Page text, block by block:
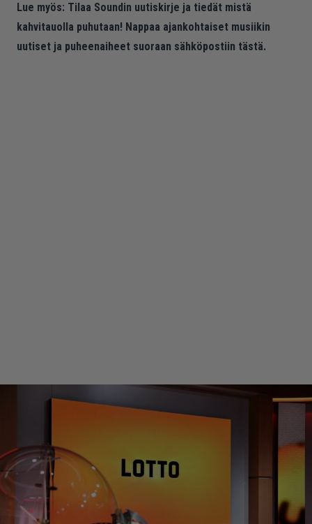
Lue myös: Tilaa Soundin uutiskirje ja tiedät mistä
kahvitauolla puhutaan! Nappaa ajankohtaiset musiikin
uutiset ja puheenaiheet suoraan sähköpostiin tästä.